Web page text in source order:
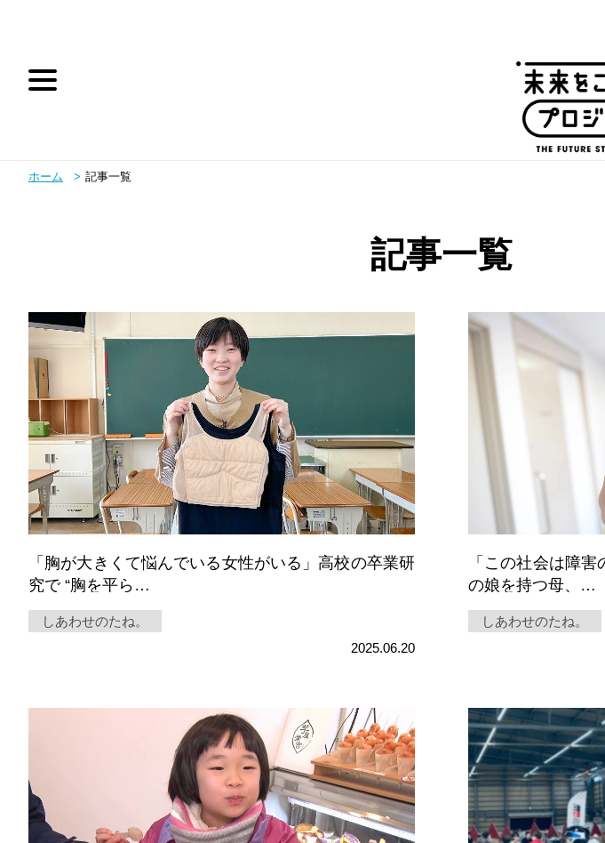
お問い合わせ
サイト利用規約
プライバシーポリシー
ホーム 記事一覧
記事一覧
「胸が大きくて悩んでいる女性がいる」高校の卒業研
究で “胸を平ら…
しあわせのたね。
2025.06.20
「この社会は障
の娘を持つ母、…
しあわせのたね。